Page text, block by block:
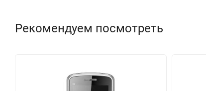
Рекомендуем посмотреть